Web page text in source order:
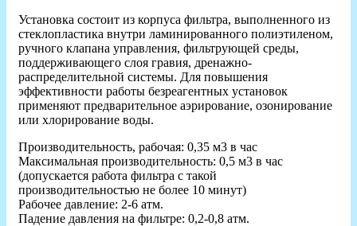
Установка состоит из корпуса фильтра, выполненного из
стеклопластика внутри ламинированного полиэтиленом,
ручного клапана управления, фильтрующей среды,
поддерживающего слоя гравия, дренажно-
распределительной системы. Для повышения
эффективности работы безреагентных установок
применяют предварительное аэрирование, озонирование
или хлорирование воды.
Производительность, рабочая: 0,35 м3 в час
Максимальная производительность: 0,5 м3 в час
(допускается работа фильтра с такой
производительностью не более 10 минут)
Рабочее давление: 2-6 атм.
Падение давления на фильтре: 0,2-0,8 атм.